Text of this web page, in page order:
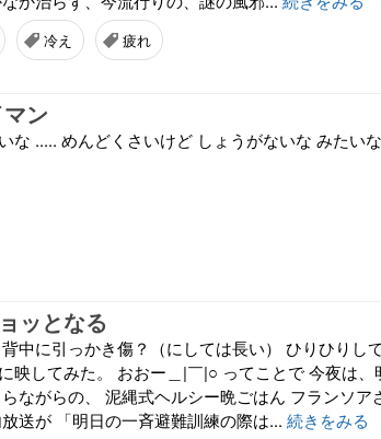
冷え 疲れ
ン
な ..... めんどくさいけど しょうがないな みたい
ッとなる
中に引っかき傷？（にしては長い） ひりひりし
映してみた。 おおー＿|￣|○ ってことで 今夜は、
ながらの、 泥縄式ヘルシー晩ごはん フランソア
送が 「明日の一斉避難訓練の際は... 続きをみる